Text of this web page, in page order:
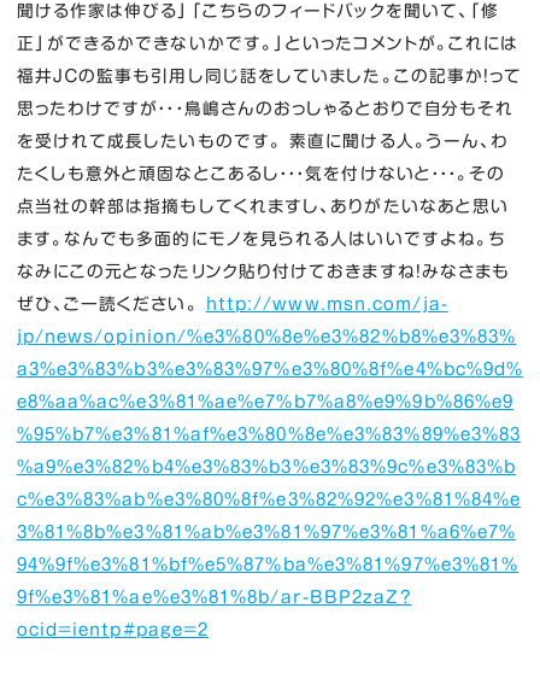
聞ける作家は伸びる」「こちらのフィードバックを聞いて、「修
正」ができるかできないかです。」といったコメントが。これには
福井ＪＣの監事も引用し同じ話をしていました。この記事か！って
思ったわけですが・・・鳥嶋さんのおっしゃるとおりで自分もそれ
を受けれて成長したいものです。 素直に聞ける人。うーん、わ
たくしも意外と頑固なとこあるし・・・気を付けないと・・・。その
点当社の幹部は指摘もしてくれますし、ありがたいなあと思い
ます。なんでも多面的にモノを見られる人はいいですよね。ち
なみにこの元となったリンク貼り付けておきますね！みなさまも
ぜひ、ご一読ください。
http://www.msn.com/ja-
jp/news/opinion/%e3%80%8e%e3%82%b8%e3%83%
a3%e3%83%b3%e3%83%97%e3%80%8f%e4%bc%9d%
e8%aa%ac%e3%81%ae%e7%b7%a8%e9%9b%86%e9
%95%b7%e3%81%af%e3%80%8e%e3%83%89%e3%83
%a9%e3%82%b4%e3%83%b3%e3%83%9c%e3%83%b
c%e3%83%ab%e3%80%8f%e3%82%92%e3%81%84%e
3%81%8b%e3%81%ab%e3%81%97%e3%81%a6%e7%
94%9f%e3%81%bf%e5%87%ba%e3%81%97%e3%81%
9f%e3%81%ae%e3%81%8b/ar-BBP2zaZ?
ocid=ientp#page=2